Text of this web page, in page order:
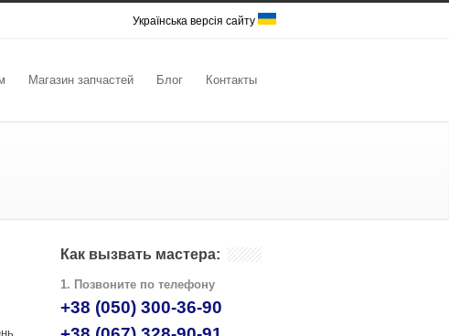
Українська версія сайту
Магазин запчастей Блог Контакты
Как вызвать мастера:
1. Позвоните по телефону
+38 (050) 300-36-90